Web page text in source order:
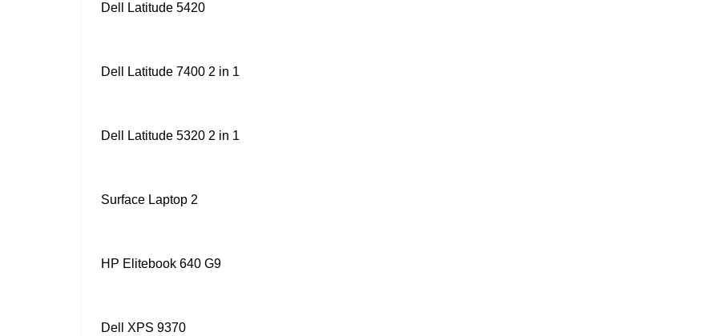
Dell Latitude 5420
Dell Latitude 7400 2 in 1
Dell Latitude 5320 2 in 1
Surface Laptop 2
HP Elitebook 640 G9
Dell XPS 9370